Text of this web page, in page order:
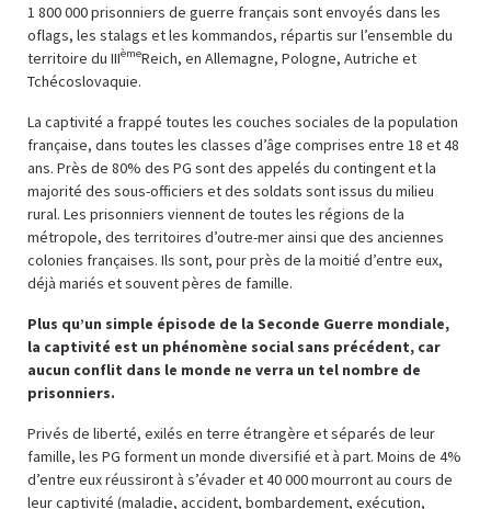
1 800 000 prisonniers de guerre français sont envoyés dans les
oflags, les stalags et les kommandos, répartis sur l’ensemble du
territoire du IIIèmeReich, en Allemagne, Pologne, Autriche et
Tchécoslovaquie.
La captivité a frappé toutes les couches sociales de la population
française, dans toutes les classes d’âge comprises entre 18 et 48
ans. Près de 80% des PG sont des appelés du contingent et la
majorité des sous-officiers et des soldats sont issus du milieu
rural. Les prisonniers viennent de toutes les régions de la
métropole, des territoires d’outre-mer ainsi que des anciennes
colonies françaises. Ils sont, pour près de la moitié d’entre eux,
déjà mariés et souvent pères de famille.
Plus qu’un simple épisode de la Seconde Guerre mondiale,
la captivité est un phénomène social sans précédent, car
aucun conflit dans le monde ne verra un tel nombre de
prisonniers.
Privés de liberté, exilés en terre étrangère et séparés de leur
famille, les PG forment un monde diversifié et à part. Moins de 4%
d’entre eux réussiront à s’évader et 40 000 mourront au cours de
leur captivité (maladie, accident, bombardement, exécution,